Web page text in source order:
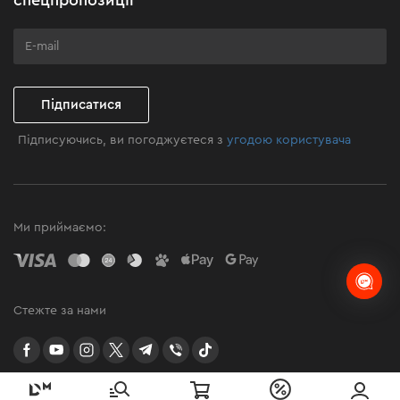
Клуб майстерності
Підписатися
Підписуючись, ви погоджуєтеся зугодою користувача
Ми приймаємо:
Стежте за нами
facebookyoutubeinstagramtwittertelegram
Viber TikTok